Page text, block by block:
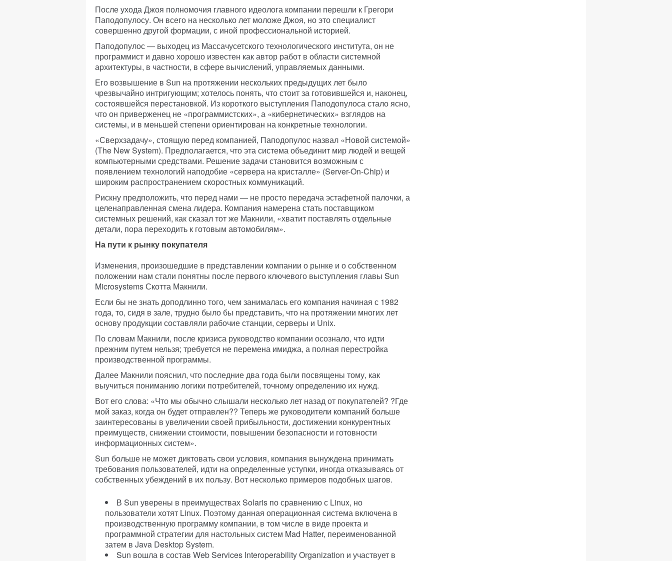
После ухода Джоя полномочия главного идеолога компании перешли к Грегори
Паподопулосу. Он всего на несколько лет моложе Джоя, но это специалист
совершенно другой формации, с иной профессиональной историей.
Паподопулос — выходец из Массачусетского технологического института, он не
программист и давно хорошо известен как автор работ в области системной
архитектуры, в частности, в сфере вычислений, управляемых данными.
Его возвышение в Sun на протяжении нескольких предыдущих лет было
чрезвычайно интригующим; хотелось понять, что стоит за готовившейся и, наконец,
состоявшейся перестановкой. Из короткого выступления Паподопулоса стало ясно,
что он приверженец не «программистских», а «кибернетических» взглядов на
системы, и в меньшей степени ориентирован на конкретные технологии.
«Сверхзадачу», стоящую перед компанией, Паподопулос назвал «Новой системой»
(The New System). Предполагается, что эта система объединит мир людей и вещей
компьютерными средствами. Решение задачи становится возможным с
появлением технологий наподобие «сервера на кристалле» (Server-On-Chip) и
широким распространением скоростных коммуникаций.
Рискну предположить, что перед нами — не просто передача эстафетной палочки, а
целенаправленная смена лидера. Компания намерена стать поставщиком
системных решений, как сказал тот же Макнили, «хватит поставлять отдельные
детали, пора переходить к готовым автомобилям».
На пути к рынку покупателя
Изменения, произошедшие в представлении компании о рынке и о собственном
положении нам стали понятны после первого ключевого выступления главы Sun
Microsystems Скотта Макнили.
Если бы не знать доподлинно того, чем занималась его компания начиная с 1982
года, то, сидя в зале, трудно было бы представить, что на протяжении многих лет
основу продукции составляли рабочие станции, серверы и Unix.
По словам Макнили, после кризиса руководство компании осознало, что идти
прежним путем нельзя; требуется не перемена имиджа, а полная перестройка
производственной программы.
Далее Макнили пояснил, что последние два года были посвящены тому, как
выучиться пониманию логики потребителей, точному определению их нужд.
Вот его слова: «Что мы обычно слышали несколько лет назад от покупателей? ?Где
мой заказ, когда он будет отправлен?? Теперь же руководители компаний больше
заинтересованы в увеличении своей прибыльности, достижении конкурентных
преимуществ, снижении стоимости, повышении безопасности и готовности
информационных систем».
Sun больше не может диктовать свои условия, компания вынуждена принимать
требования пользователей, идти на определенные уступки, иногда отказываясь от
собственных убеждений в их пользу. Вот несколько примеров подобных шагов.
В Sun уверены в преимуществах Solaris по сравнению с Linux, но
пользователи хотят Linux. Поэтому данная операционная система включена в
производственную программу компании, в том числе в виде проекта и
программной стратегии для настольных систем Mad Hatter, переименованной
затем в Java Desktop System.
Sun вошла в состав Web Services Interoperability Organization и участвует в